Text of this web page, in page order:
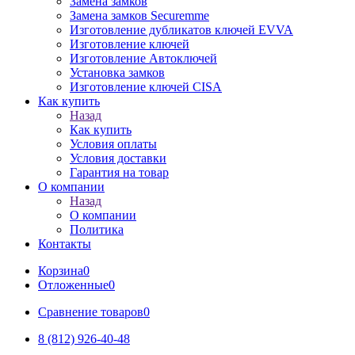
Замена замков Securemme
Изготовление дубликатов ключей EVVA
Изготовление ключей
Изготовление Автоключей
Установка замков
Изготовление ключей CISA
Как купить
Назад
Как купить
Условия оплаты
Условия доставки
Гарантия на товар
О компании
Назад
О компании
Политика
Контакты
Корзина0
Отложенные0
Сравнение товаров0
8 (812) 926-40-48